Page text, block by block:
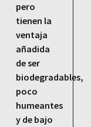
pero
tienen la
ventaja
añadida
de ser
biodegradables,
poco
humeantes
y de bajo